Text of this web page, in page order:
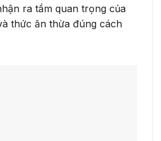
ra tầm quan trọng của
thức ăn thừa đúng cách